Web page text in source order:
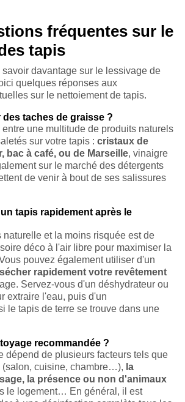
fréquentes sur le
tapis
davantage sur le lessivage de
quelques réponses aux
sur le nettoiement de tapis.
taches de graisse ?
une multitude de produits naturels
sur votre tapis : cristaux de
bac à café, ou de Marseille, vinaigre
sur le marché des détergents
de venir à bout de ses salissures
tapis rapidement après le
naturelle et la moins risquée est de
déco à l'air libre pour maximiser la
pouvez également utiliser d'un
rapidement votre revêtement
Servez-vous d'un déshydrateur ou
extraire l'eau, puis d'un
le tapis de terre se trouve dans une
recommandée ?
dépend de plusieurs facteurs tels que
(salon, cuisine, chambre…), la
la présence ou non d'animaux
le logement… En général, il est